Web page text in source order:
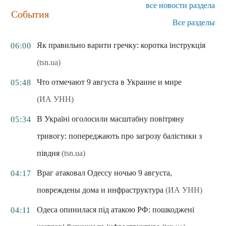
События
все новости раздела
Все разделы
06:00
Як правильно варити гречку: коротка інструкція
(tsn.ua)
05:48
Что отмечают 9 августа в Украине и мире
(ИА УНН)
05:34
В Україні оголосили масштабну повітряну
тривогу: попереджають про загрозу балістики з
півдня (tsn.ua)
04:17
Враг атаковал Одессу ночью 9 августа,
повреждены дома и инфраструктура (ИА УНН)
04:11
Одеса опинилася під атакою РФ: пошкоджені